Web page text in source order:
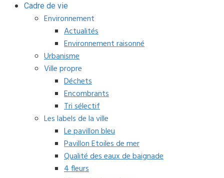
Cadre de vie
Environnement
Actualités
Environnement raisonné
Urbanisme
Ville propre
Déchets
Encombrants
Tri sélectif
Les labels de la ville
Le pavillon bleu
Pavillon Etoiles de mer
Qualité des eaux de baignade
4 fleurs